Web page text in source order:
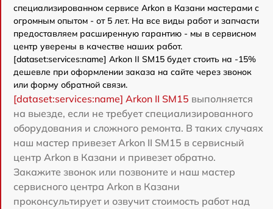
специализированном сервисе Arkon в Казани мастерами с
огромным опытом - от 5 лет. На все виды работ и запчасти
предоставляем расширенную гарантию - мы в сервисном
центр уверены в качестве наших работ.
[dataset:services:name] Arkon II SM15 будет стоить на -15%
дешевле при оформлении заказа на сайте через звонок
или форму обратной связи.
[dataset:services:name] Arkon II SM15 выполняется
на выезде, если не требует специализированного
оборудования и сложного ремонта. В таких случаях
наш мастер привезет Arkon II SM15 в сервисный
центр Arkon в Казани и привезет обратно.
Закажите звонок или позвоните и наш мастер
сервисного центра Arkon в Казани
проконсультирует и озвучит стоимость работ над